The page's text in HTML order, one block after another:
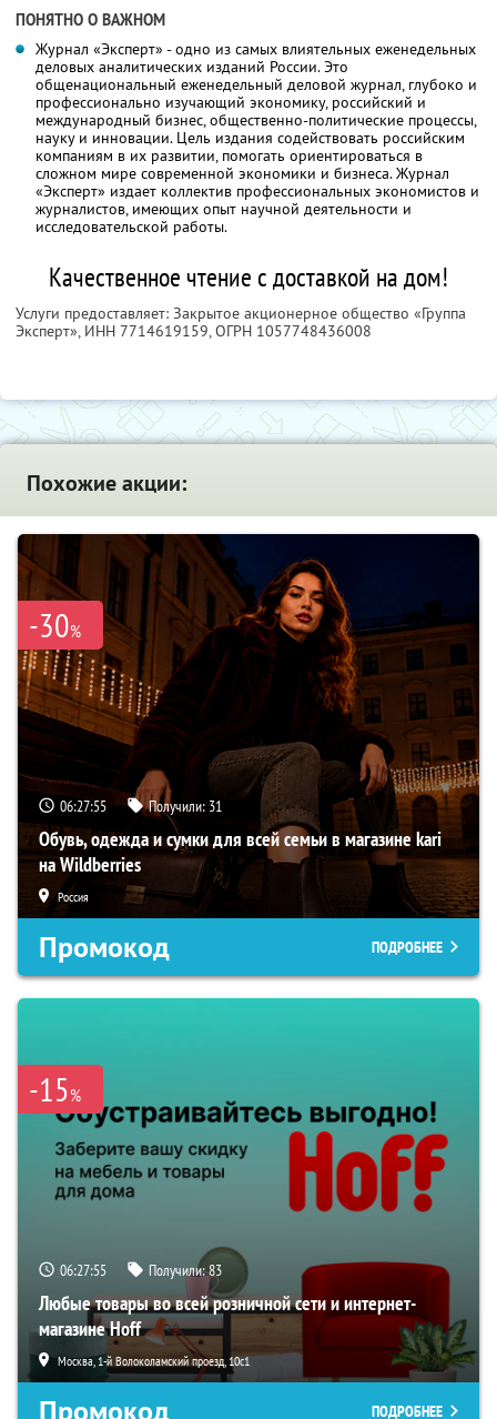
ПОНЯТНО О ВАЖНОМ
Журнал «Эксперт» - одно из самых влиятельных еженедельных
деловых аналитических изданий России. Это
общенациональный еженедельный деловой журнал, глубоко и
профессионально изучающий экономику, российский и
международный бизнес, общественно-политические процессы,
науку и инновации. Цель издания содействовать российским
компаниям в их развитии, помогать ориентироваться в
сложном мире современной экономики и бизнеса. Журнал
«Эксперт» издает коллектив профессиональных экономистов и
журналистов, имеющих опыт научной деятельности и
исследовательской работы.
Качественное чтение с доставкой на дом!
Услуги предоставляет: Закрытое акционерное общество «Группа
Эксперт», ИНН 7714619159, ОГРН 1057748436008
Похожие акции:
-30%
06:27:54 Получили: 31
Обувь, одежда и сумки для всей семьи в магазине kari
на Wildberries
Россия
Промокод ПОДРОБНЕЕ
-15%
06:27:54 Получили:83
Любые товары во всей розничной сети и интернет-
магазине Hoff
Москва, 1-й Волоколамский проезд, 10с1
Промокод ПОДРОБНЕЕ